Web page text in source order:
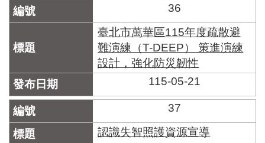
36
臺北市萬華區115年度疏散避
難演練（T-DEEP） 策進演練
設計，強化防災韌性
115-05-21
37
認識失智照護資源宣導